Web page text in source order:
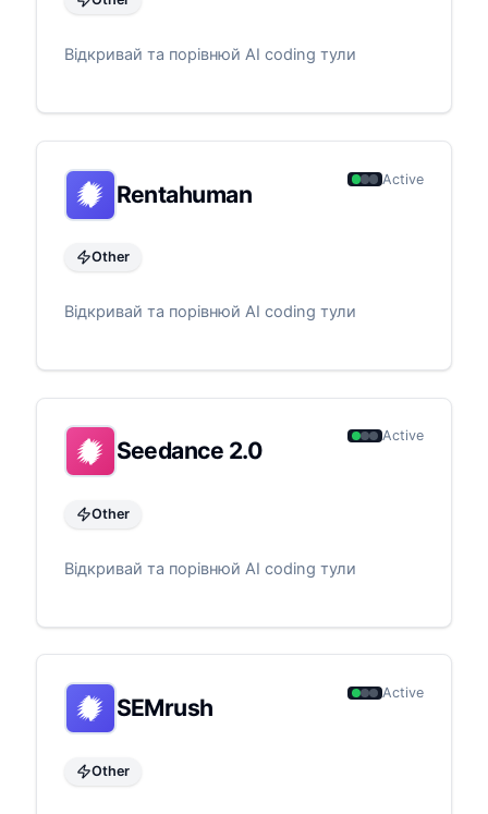
Відкривай та порівнюй AI coding тули
Rentahuman
Active
Other
Відкривай та порівнюй AI coding тули
Seedance 2.0
Active
Other
Відкривай та порівнюй AI coding тули
SEMrush
Active
Other